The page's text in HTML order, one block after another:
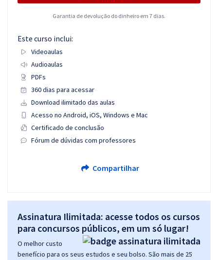
Garantia de devolução do dinheiro em 7 dias.
Este curso inclui:
Videoaulas
Audioaulas
PDFs
360 dias para acessar
Download ilimitado das aulas
Acesso no Android, iOS, Windows e Mac
Certificado de conclusão
Fórum de dúvidas com professores
Compartilhar
Assinatura Ilimitada: acesse todos os cursos
para concursos públicos, em um só lugar!
O melhor custo
benefício para os seus estudos e seu bolso. São mais de 25